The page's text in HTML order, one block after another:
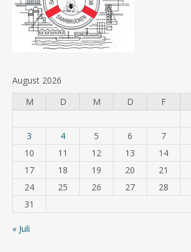
August 2026
M
D M D F
3
4 5 6 7
10
11 12 13 14
17
18 19 20 21
24
25 26 27 28
31
« Juli